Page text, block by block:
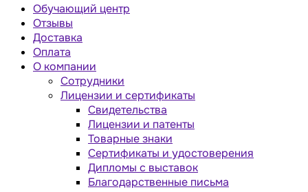
Обучающий центр
Отзывы
Доставка
Оплата
О компании
Сотрудники
Лицензии и сертификаты
Свидетельства
Лицензии и патенты
Товарные знаки
Сертификаты и удостоверения
Дипломы с выставок
Благодарственные письма